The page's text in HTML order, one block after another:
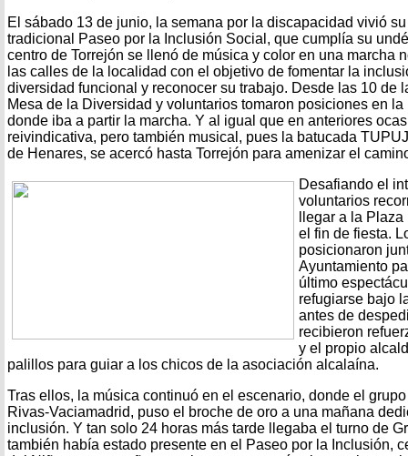
El sábado 13 de junio, la semana por la discapacidad vivió
tradicional Paseo por la Inclusión Social, que cumplía su
centro de Torrejón se llenó de música y color en una marcha
las calles de la localidad con el objetivo de fomentar la
diversidad funcional y reconocer su trabajo. Desde las 10 de
Mesa de la Diversidad y voluntarios tomaron posiciones en
donde iba a partir la marcha. Y al igual que en anteriores
reivindicativa, pero también musical, pues la batucada
de Henares, se acercó hasta Torrejón para amenizar el
Desafiando el
voluntarios
llegar a la
el fin de fiesta.
posicionaron
Ayuntamiento
último
refugiarse bajo
antes de
recibieron
y el propio
palillos para guiar a los chicos de la asociación alcalaína.
Tras ellos, la música continuó en el escenario, donde el
Rivas-Vaciamadrid, puso el broche de oro a una mañana
inclusión. Y tan solo 24 horas más tarde llegaba el turno de
también había estado presente en el Paseo por la Inclusión,